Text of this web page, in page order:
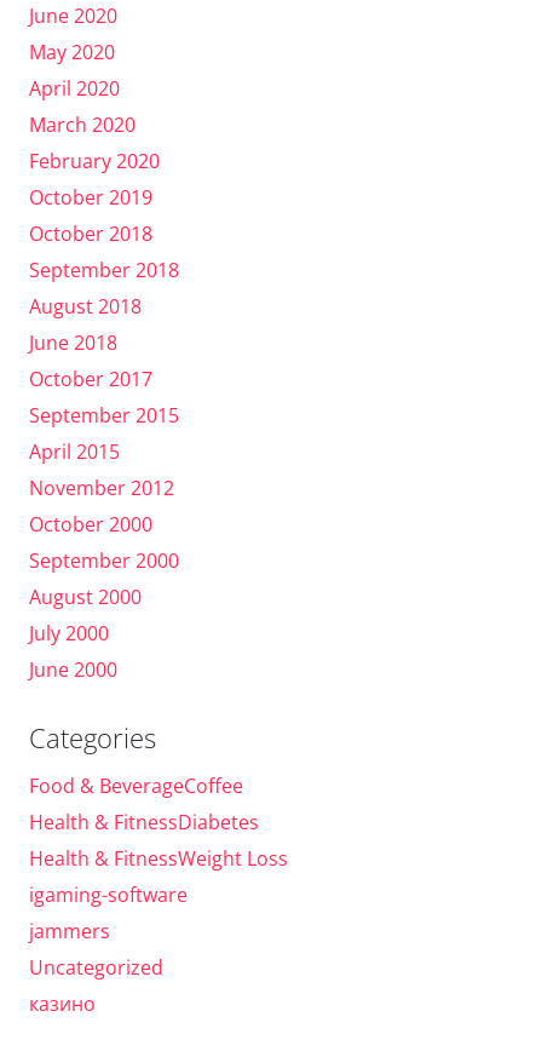
June 2020
May 2020
April 2020
March 2020
February 2020
October 2019
October 2018
September 2018
August 2018
June 2018
October 2017
September 2015
April 2015
November 2012
October 2000
September 2000
August 2000
July 2000
June 2000
Categories
Food & BeverageCoffee
Health & FitnessDiabetes
Health & FitnessWeight Loss
igaming-software
jammers
Uncategorized
казино